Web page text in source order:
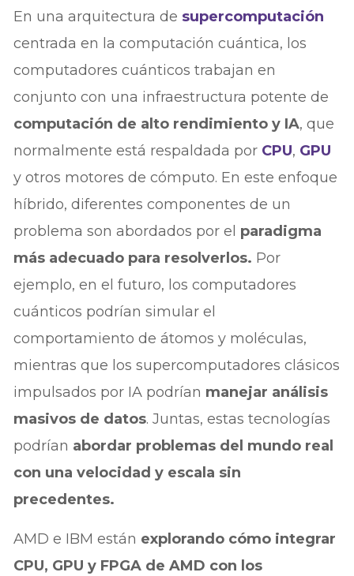
En una arquitectura de supercomputación
centrada en la computación cuántica, los
computadores cuánticos trabajan en
conjunto con una infraestructura potente de
computación de alto rendimiento y IA, que
normalmente está respaldada por CPU, GPU
y otros motores de cómputo. En este enfoque
híbrido, diferentes componentes de un
problema son abordados por el paradigma
más adecuado para resolverlos. Por
ejemplo, en el futuro, los computadores
cuánticos podrían simular el
comportamiento de átomos y moléculas,
mientras que los supercomputadores clásicos
impulsados por IA podrían manejar análisis
masivos de datos. Juntas, estas tecnologías
podrían abordar problemas del mundo real
con una velocidad y escala sin
precedentes.
AMD e IBM están explorando cómo integrar
CPU, GPU y FPGA de AMD con los